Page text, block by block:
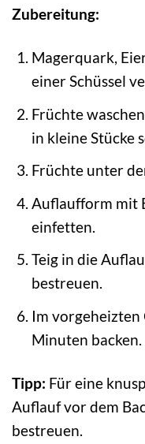
Zubereitung:
Magerquark,
einer Schüssel
Früchte
in kleine Stücke
Früchte unter
Auflaufform mit
einfetten.
Teig in die
bestreuen.
Im vorgeheizten
Minuten backen.
Tipp: Für eine
Auflauf vor dem
bestreuen.